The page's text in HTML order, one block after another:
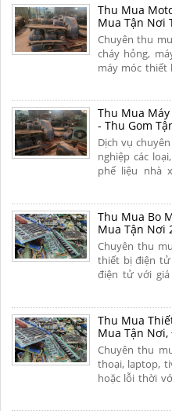
Thu Mua
Mua Tận Nơi
Chuyên thu
cháy hỏng,
máy móc thiết
tiền mặt
Thu Mua Máy
- Thu Gom
Dịch vụ
nghiệp các
phế liệu nhà
Chúng tôi
Thu Mua Bo
Mua Tận Nơi
Chuyên thu
thiết bị điện tử
điện tử với
miền tổ
Thu Mua
Mua Tận
Chuyên thu
thoại, laptop,
hoặc lỗi thời
tận nơi, thủ